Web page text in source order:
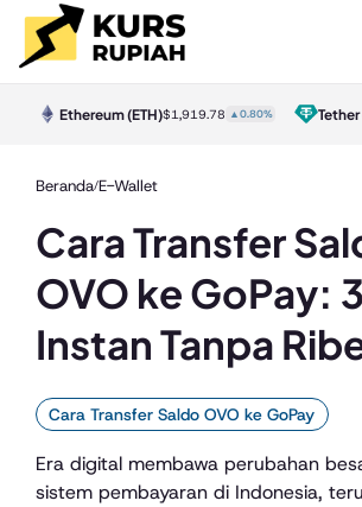
Ethereum(ETH)$1,919.78 ▲0.80% Tether
Beranda/E-Wallet
Cara Transfer
OVO ke GoPay:
Instan Tanpa
Cara Transfer Saldo OVO ke GoPay
Era digital membawa perubahan
sistem pembayaran di Indonesia,